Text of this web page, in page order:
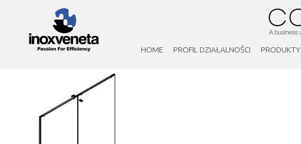
HOME PROFIL DZIAŁALNOŚCI PRODUKTY